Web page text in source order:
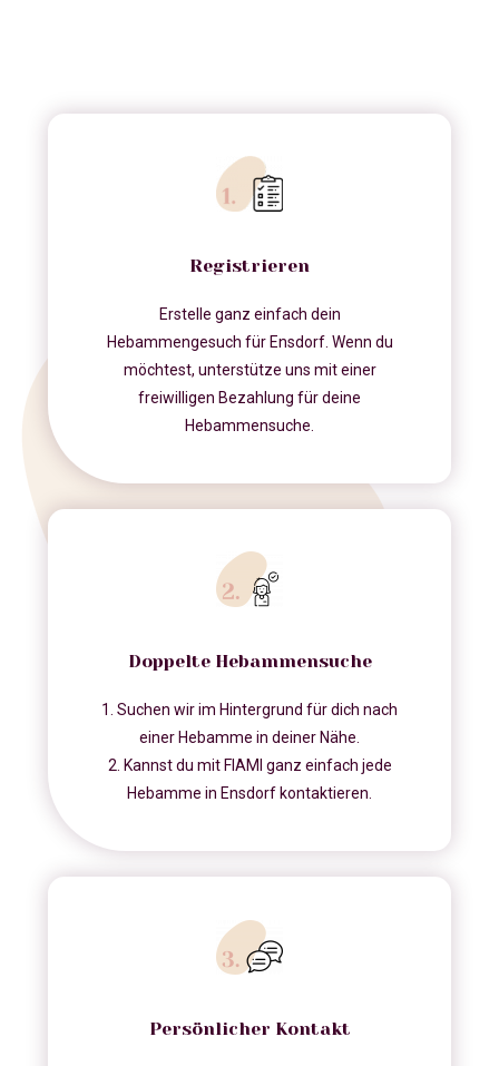
Registrieren
Erstelle ganz einfach dein
Hebammengesuch für Ensdorf. Wenn du
möchtest, unterstütze uns mit einer
freiwilligen Bezahlung für deine
Hebammensuche.
Doppelte Hebammensuche
1. Suchen wir im Hintergrund für dich nach
einer Hebamme in deiner Nähe.
2. Kannst du mit FIAMI ganz einfach jede
Hebamme in Ensdorf kontaktieren.
Persönlicher Kontakt